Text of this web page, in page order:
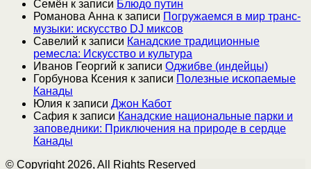
Семён к записи Блюдо путин
Романова Анна к записи Погружаемся в мир транс-
музыки: искусство DJ миксов
Савелий к записи Канадские традиционные
ремесла: Искусство и культура
Иванов Георгий к записи Оджибве (индейцы)
Горбунова Ксения к записи Полезные ископаемые
Канады
Юлия к записи Джон Кабот
Сафия к записи Канадские национальные парки и
заповедники: Приключения на природе в сердце
Канады
© Copyright 2026, All Rights Reserved